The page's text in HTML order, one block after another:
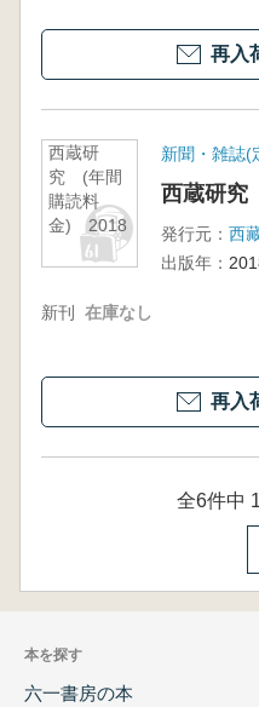
再入
西蔵研
究 (年間
購読料
金) 2018
新聞・雑誌(
西蔵研
発行元： 西
出版年：
新刊 在庫なし
再入
全6件中
本を探す
六一書房の本